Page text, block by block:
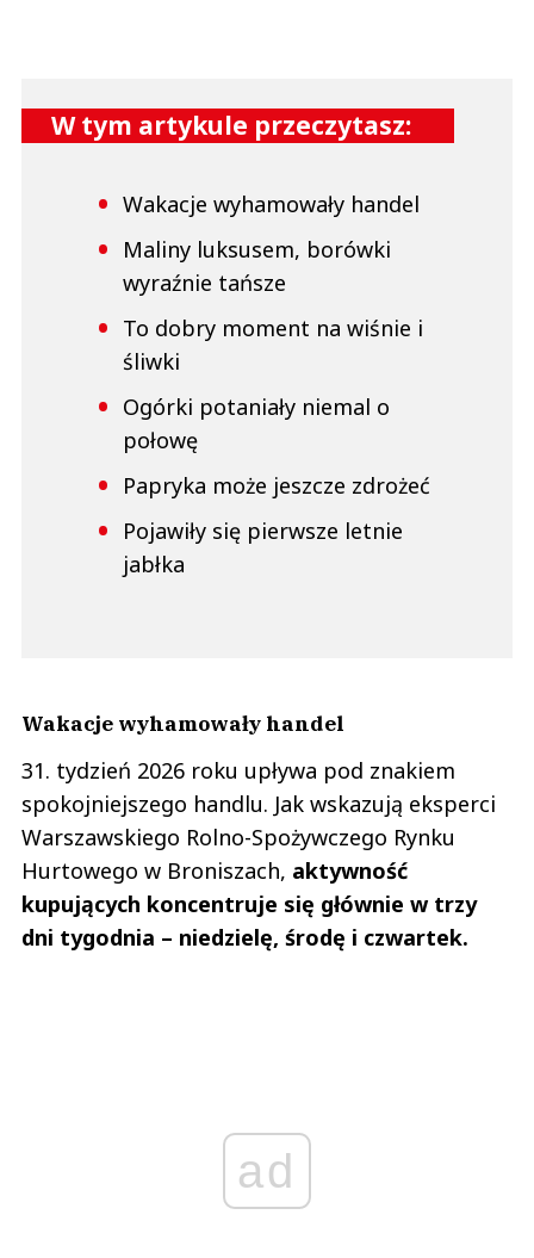
W tym artykule przeczytasz:
Wakacje wyhamowały handel
Maliny luksusem, borówki
wyraźnie tańsze
To dobry moment na wiśnie i
śliwki
Ogórki potaniały niemal o
połowę
Papryka może jeszcze zdrożeć
Pojawiły się pierwsze letnie
jabłka
Wakacje wyhamowały handel
31. tydzień 2026 roku upływa pod znakiem
spokojniejszego handlu. Jak wskazują eksperci
Warszawskiego Rolno-Spożywczego Rynku
Hurtowego w Broniszach, aktywność
kupujących koncentruje się głównie w trzy
dni tygodnia – niedzielę, środę i czwartek.
ad